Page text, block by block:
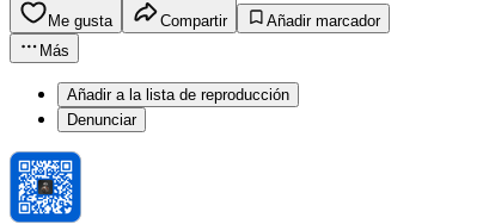
Me gusta Compartir
Añadir marcador
Más
Añadir a la lista de reproducción
Denunciar